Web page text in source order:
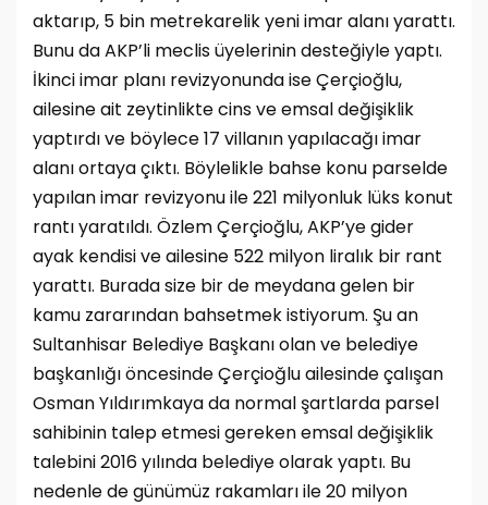
aktarıp, 5 bin metrekarelik yeni imar alanı yarattı.
Bunu da AKP’li meclis üyelerinin desteğiyle yaptı.
İkinci imar planı revizyonunda ise Çerçioğlu,
ailesine ait zeytinlikte cins ve emsal değişiklik
yaptırdı ve böylece 17 villanın yapılacağı imar
alanı ortaya çıktı. Böylelikle bahse konu parselde
yapılan imar revizyonu ile 221 milyonluk lüks konut
rantı yaratıldı. Özlem Çerçioğlu, AKP’ye gider
ayak kendisi ve ailesine 522 milyon liralık bir rant
yarattı. Burada size bir de meydana gelen bir
kamu zararından bahsetmek istiyorum. Şu an
Sultanhisar Belediye Başkanı olan ve belediye
başkanlığı öncesinde Çerçioğlu ailesinde çalışan
Osman Yıldırımkaya da normal şartlarda parsel
sahibinin talep etmesi gereken emsal değişiklik
talebini 2016 yılında belediye olarak yaptı. Bu
nedenle de günümüz rakamları ile 20 milyon